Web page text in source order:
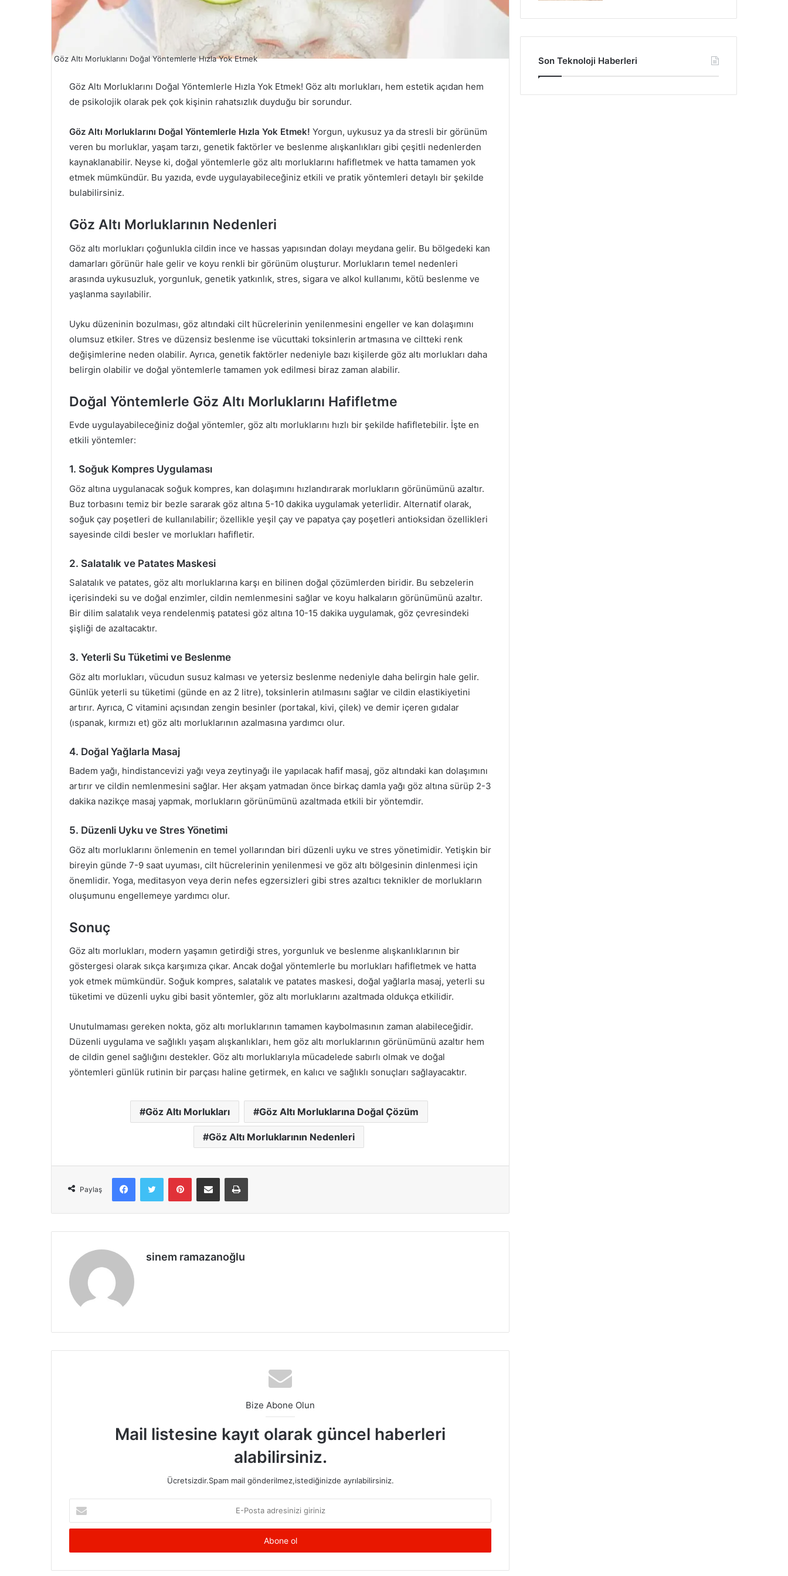
Göz Altı Morluklarını Doğal Yöntemlerle Hızla Yok Etmek
Göz Altı Morluklarını Doğal Yöntemlerle Hızla Yok Etmek! Göz altı morlukları, hem estetik açıdan hem
de psikolojik olarak pek çok kişinin rahatsızlık duyduğu bir sorundur.
Göz Altı Morluklarını Doğal Yöntemlerle Hızla Yok Etmek! Yorgun, uykusuz ya da stresli bir görünüm
veren bu morluklar, yaşam tarzı, genetik faktörler ve beslenme alışkanlıkları gibi çeşitli nedenlerden
kaynaklanabilir. Neyse ki, doğal yöntemlerle göz altı morluklarını hafifletmek ve hatta tamamen yok
etmek mümkündür. Bu yazıda, evde uygulayabileceğiniz etkili ve pratik yöntemleri detaylı bir şekilde
bulabilirsiniz.
Göz Altı Morluklarının Nedenleri
Göz altı morlukları çoğunlukla cildin ince ve hassas yapısından dolayı meydana gelir. Bu bölgedeki kan
damarları görünür hale gelir ve koyu renkli bir görünüm oluşturur. Morlukların temel nedenleri
arasında uykusuzluk, yorgunluk, genetik yatkınlık, stres, sigara ve alkol kullanımı, kötü beslenme ve
yaşlanma sayılabilir.
Uyku düzeninin bozulması, göz altındaki cilt hücrelerinin yenilenmesini engeller ve kan dolaşımını
olumsuz etkiler. Stres ve düzensiz beslenme ise vücuttaki toksinlerin artmasına ve ciltteki renk
değişimlerine neden olabilir. Ayrıca, genetik faktörler nedeniyle bazı kişilerde göz altı morlukları daha
belirgin olabilir ve doğal yöntemlerle tamamen yok edilmesi biraz zaman alabilir.
Doğal Yöntemlerle Göz Altı Morluklarını Hafifletme
Evde uygulayabileceğiniz doğal yöntemler, göz altı morluklarını hızlı bir şekilde hafifletebilir. İşte en
etkili yöntemler:
1. Soğuk Kompres Uygulaması
Göz altına uygulanacak soğuk kompres, kan dolaşımını hızlandırarak morlukların görünümünü azaltır.
Buz torbasını temiz bir bezle sararak göz altına 5-10 dakika uygulamak yeterlidir. Alternatif olarak,
soğuk çay poşetleri de kullanılabilir; özellikle yeşil çay ve papatya çay poşetleri antioksidan özellikleri
sayesinde cildi besler ve morlukları hafifletir.
2. Salatalık ve Patates Maskesi
Salatalık ve patates, göz altı morluklarına karşı en bilinen doğal çözümlerden biridir. Bu sebzelerin
içerisindeki su ve doğal enzimler, cildin nemlenmesini sağlar ve koyu halkaların görünümünü azaltır.
Bir dilim salatalık veya rendelenmiş patatesi göz altına 10-15 dakika uygulamak, göz çevresindeki
şişliği de azaltacaktır.
3. Yeterli Su Tüketimi ve Beslenme
Göz altı morlukları, vücudun susuz kalması ve yetersiz beslenme nedeniyle daha belirgin hale gelir.
Günlük yeterli su tüketimi (günde en az 2 litre), toksinlerin atılmasını sağlar ve cildin elastikiyetini
artırır. Ayrıca, C vitamini açısından zengin besinler (portakal, kivi, çilek) ve demir içeren gıdalar
(ıspanak, kırmızı et) göz altı morluklarının azalmasına yardımcı olur.
4. Doğal Yağlarla Masaj
Badem yağı, hindistancevizi yağı veya zeytinyağı ile yapılacak hafif masaj, göz altındaki kan dolaşımını
artırır ve cildin nemlenmesini sağlar. Her akşam yatmadan önce birkaç damla yağı göz altına sürüp 2-3
dakika nazikçe masaj yapmak, morlukların görünümünü azaltmada etkili bir yöntemdir.
5. Düzenli Uyku ve Stres Yönetimi
Göz altı morluklarını önlemenin en temel yollarından biri düzenli uyku ve stres yönetimidir. Yetişkin bir
bireyin günde 7-9 saat uyuması, cilt hücrelerinin yenilenmesi ve göz altı bölgesinin dinlenmesi için
önemlidir. Yoga, meditasyon veya derin nefes egzersizleri gibi stres azaltıcı teknikler de morlukların
oluşumunu engellemeye yardımcı olur.
Sonuç
Göz altı morlukları, modern yaşamın getirdiği stres, yorgunluk ve beslenme alışkanlıklarının bir
göstergesi olarak sıkça karşımıza çıkar. Ancak doğal yöntemlerle bu morlukları hafifletmek ve hatta
yok etmek mümkündür. Soğuk kompres, salatalık ve patates maskesi, doğal yağlarla masaj, yeterli su
tüketimi ve düzenli uyku gibi basit yöntemler, göz altı morluklarını azaltmada oldukça etkilidir.
Unutulmaması gereken nokta, göz altı morluklarının tamamen kaybolmasının zaman alabileceğidir.
Düzenli uygulama ve sağlıklı yaşam alışkanlıkları, hem göz altı morluklarının görünümünü azaltır hem
de cildin genel sağlığını destekler. Göz altı morluklarıyla mücadelede sabırlı olmak ve doğal
yöntemleri günlük rutinin bir parçası haline getirmek, en kalıcı ve sağlıklı sonuçları sağlayacaktır.
Göz Altı Morlukları Göz Altı Morluklarına Doğal Çözüm
Göz Altı Morluklarının Nedenleri
Paylaş
Facebook
X PinterestE-Posta ile paylaş Yazdır
sinem ramazanoğlu
Bize Abone Olun
Mail listesine kayıt olarak güncel haberleri
alabilirsiniz.
Ücretsizdir.Spam mail gönderilmez,istediğinizde ayrılabilirsiniz.
Posta
adresinizi
Son Teknoloji Haberleri